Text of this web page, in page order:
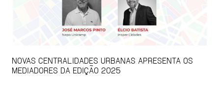
NOVAS CENTRALIDADES URBANAS APRESENTA OS
MEDIADORES DA EDIÇÃO 2025